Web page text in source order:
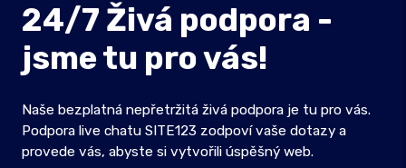
24/7 Živá podpora -
jsme tu pro vás!
Naše bezplatná nepřetržitá živá podpora je tu pro vás.
Podpora live chatu SITE123 zodpoví vaše dotazy a
provede vás, abyste si vytvořili úspěšný web.